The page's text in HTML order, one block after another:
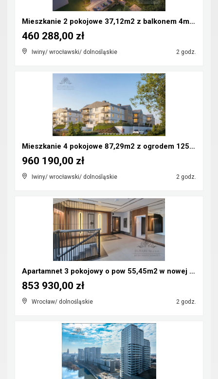
Mieszkanie 2 pokojowe 37,12m2 z balkonem 4m2/Iwiny...
Iwiny/ wrocławski/ dolnośląskie 2 godz.
460 288,00 zł
Mieszkanie 4 pokojowe 87,29m2 z ogrodem 125m2/Iwin...
Iwiny/ wrocławski/ dolnośląskie 2 godz.
960 190,00 zł
Apartamnet 3 pokojowy o pow 55,45m2 w nowej inwest...
Wrocław/ dolnośląskie 2 godz.
853 930,00 zł